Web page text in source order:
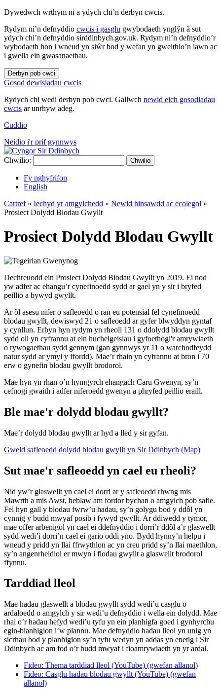
Dywedwch wrthym ni a ydych chi’n derbyn cwcis.
Rydym ni’n defnyddio cwcis i gasglu gwybodaeth ynglŷn â sut
ydych chi’n defnyddio sirddinbych.gov.uk. Rydym ni’n defnyddio’r
wybodaeth hon i wneud yn siŵr bod y wefan yn gweithio’n iawn ac
i gwella ein gwasanaethau.
Derbyn pob cwci
Gosod dewisiadau cwcis
Rydych chi wedi derbyn pob cwci. Gallwch newid eich gosodiadau
cwcis ar unrhyw adeg.
Cuddio
Neidio i'r prif gynnwys
Chwilio: Chwilio
Fy nghyfrifon
English
Cartref» Iechyd yr amgylchedd » Newid hinsawdd ac ecolegol »
Prosiect Dolydd Blodau Gwyllt
Prosiect Dolydd Blodau Gwyllt
Dechreuodd ein Prosiect Dolydd Blodau Gwyllt yn 2019. Ei nod
yw adfer ac ehangu’r cynefinoedd sydd ar gael yn y sir i bryfed
peillio a bywyd gwyllt.
Ar ôl asesu nifer o safleoedd o ran eu potensial fel cynefinoedd
blodau gwyllt, dewiswyd 21 o safleoedd ar gyfer blwyddyn gyntaf
y cynllun. Erbyn hyn rydym yn rheoli 131 o ddolydd blodau gwyllt
sydd oll yn cyfrannu at ein huchelgeisiau i gyfoethogi'r amrywiaeth
o rywogaethau sydd gennym (gan gynnwys yr 11 o warchodfeydd
natur sydd ar ymyl y ffordd). Mae’r rhain yn cyfrannu at bron i 70
erw o gynefin blodau gwyllt brodorol.
Mae hyn yn rhan o’n hymgyrch ehangach Caru Gwenyn, sy’n
cefnogi gwaith i adfer niferoedd gwenyn a phryfed peillio eraill.
Ble mae'r dolydd blodau gwyllt?
Mae’r dolydd blodau gwyllt ar hyd a lled y sir gyfan.
Gweld safleoedd dolydd blodau gwyllt yn Sir Ddinbych (Map)
Sut mae'r safleoedd yn cael eu rheoli?
Nid yw’r glaswellt yn cael ei dorri ar y safleoedd rhwng mis
Mawrth a mis Awst, heblaw am fordor bychan o amgylch pob safle.
Fel hyn gall y blodau fwrw’u hadau, sy’n golygu bod y ddôl yn
cynnig y budd mwyaf posib i fywyd gwyllt. Ar ddiwedd y tymor,
mae offer arbenigol yn cael ei ddefnyddio i dorri’r ddôl a’r glaswellt
sydd wedi’i dorri’n cael ei gario oddi yno. Bydd hynny’n helpu i
wneud y pridd yn llai ffrwythlon ac yn creu pridd sy’n llai maethlon,
sy’n angenrheidiol er mwyn i flodau gwyllt a glaswellt brodorol
ffynnu.
Tarddiad lleol
Mae hadau glaswellt a blodau gwyllt sydd wedi’u casglu o
ardaloedd o amgylch y sir wedi’u defnyddio i wella ein dolydd. Mae
rhai o’r hadau hefyd wedi’u tyfu yn ein planhigfa goed i gynhyrchu
egin-blanhigion i’w plannu. Mae defnyddio hadau lleol yn unig yn
sicrhau bod y planhigion sy’n tyfu wedyn yn addas yn enetig i Sir
Ddinbych ac am fod o’r budd mwyaf i fioamrywiaeth yn yr ardal.
Fideo: Thema tarddiad lleol (YouTube) (gwefan allanol)
Fideo: Casglu hadau blodau gwyllt (YouTube) (gwefan
allanol)